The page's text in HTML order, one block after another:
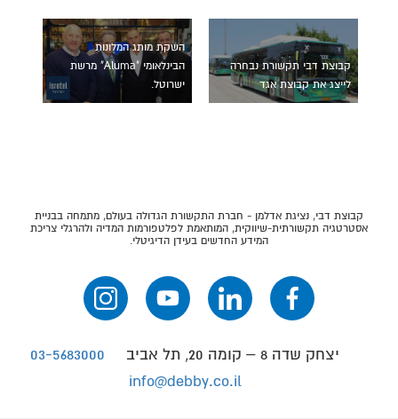
קבוצת דבי תקשורת נבחרה
לייצג את קבוצת אגד
השקת מותג המלונות
הבינלאומי "Aluma" מרשת
ישרוטל.
קבוצת דבי, נציגת אדלמן - חברת התקשורת הגדולה בעולם, מתמחה בבניית
אסטרטגיה תקשורתית-שיווקית, המותאמת לפלטפורמות המדיה ולהרגלי צריכת
המידע החדשים בעידן הדיגיטלי.
יצחק שדה 8 – קומה 20, תל אביב
03-5683000
info@debby.co.il